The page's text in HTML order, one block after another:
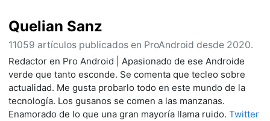
Quelian Sanz
11059 artículos publicados en ProAndroid desde 2020.
Redactor en Pro Android | Apasionado de ese Androide
verde que tanto esconde. Se comenta que tecleo sobre
actualidad. Me gusta probarlo todo en este mundo de la
tecnología. Los gusanos se comen a las manzanas.
Enamorado de lo que una gran mayoría llama ruido. Twitter